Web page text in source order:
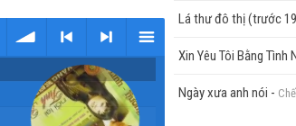
Tải < Kho > Kho
Lá thư đô thị (trước
Xin Yêu Tôi Bằng Tình
Ngày xưa anh nói -